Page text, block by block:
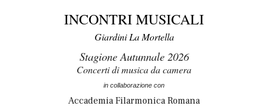
INCONTRI MUSICALI
Giardini La Mortella
Stagione Autunnale 2026
Concerti di musica da camera
in collaborazione con
Accademia Filarmonica Romana